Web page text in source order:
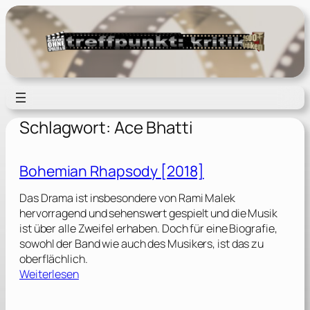
Zum
Inhalt
springen
Schlagwort: Ace Bhatti
Bohemian Rhapsody [2018]
Das Drama ist insbesondere von Rami Malek
hervorragend und sehenswert gespielt und die Musik
ist über alle Zweifel erhaben. Doch für eine Biografie,
sowohl der Band wie auch des Musikers, ist das zu
oberflächlich.
Weiterlesen: